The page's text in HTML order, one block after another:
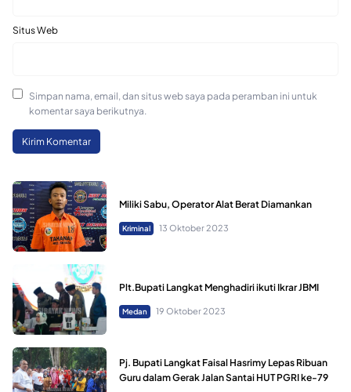
Situs Web
Simpan nama, email, dan situs web saya pada peramban ini untuk
komentar saya berikutnya.
Miliki Sabu, Operator Alat Berat Diamankan
Kriminal 13 Oktober 2023
Plt.Bupati Langkat Menghadiri ikuti Ikrar JBMI
Medan 19 Oktober 2023
Pj. Bupati Langkat Faisal Hasrimy Lepas Ribuan
Guru dalam Gerak Jalan Santai HUT PGRI ke-79